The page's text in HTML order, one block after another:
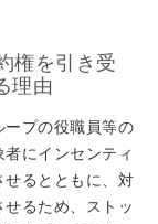
権を引き受
理由
ープの役職員等の
にインセンティ
せるとともに、対
るため、ストッ